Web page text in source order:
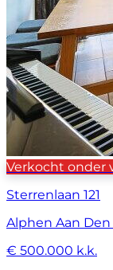
Verkocht onder
Sterrenlaan 121
Alphen Aan Den
€ 500.000 k.k.